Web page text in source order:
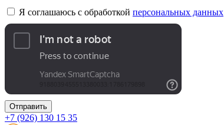
Я соглашаюсь с обработкой персональных данных
Отправить
+7 (926) 130 15 35